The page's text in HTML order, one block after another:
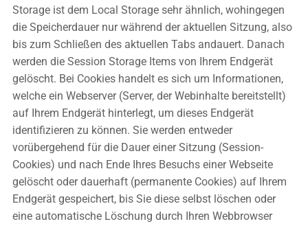
Storage ist dem Local Storage sehr ähnlich, wohingegen
die Speicherdauer nur während der aktuellen Sitzung, also
bis zum Schließen des aktuellen Tabs andauert. Danach
werden die Session Storage Items von Ihrem Endgerät
gelöscht. Bei Cookies handelt es sich um Informationen,
welche ein Webserver (Server, der Webinhalte bereitstellt)
auf Ihrem Endgerät hinterlegt, um dieses Endgerät
identifizieren zu können. Sie werden entweder
vorübergehend für die Dauer einer Sitzung (Session-
Cookies) und nach Ende Ihres Besuchs einer Webseite
gelöscht oder dauerhaft (permanente Cookies) auf Ihrem
Endgerät gespeichert, bis Sie diese selbst löschen oder
eine automatische Löschung durch Ihren Webbrowser